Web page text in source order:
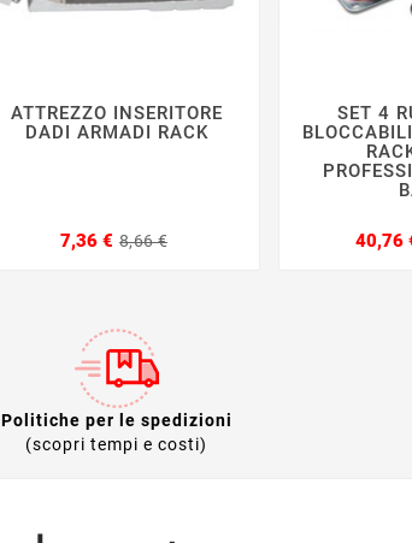
   
ATTREZZO INSERITORE
DADI ARMADI RACK
7,36 € 8,66 €
 
SET 4
40,76
Politiche per le spedizioni
(scopri tempi e costi)